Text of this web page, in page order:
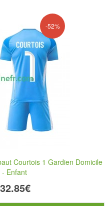
-52%
Courtois 1 Gardien Domicile
Enfant
32.85€